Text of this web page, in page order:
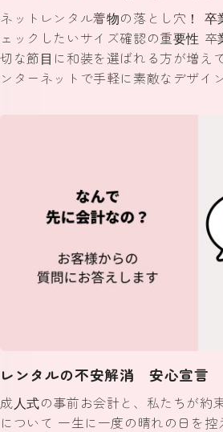
ネットレンタル着物の落とし穴！ 卒
ェックしたいサイズ確認の重要性
切な節目に和装を選ばれる方が増え
ンターネットで手軽に素敵なデザイ
レンタルの不安解消 安心宣言
成人式の事前お会計と、私たちが約
について 一生に一度の晴れの日を